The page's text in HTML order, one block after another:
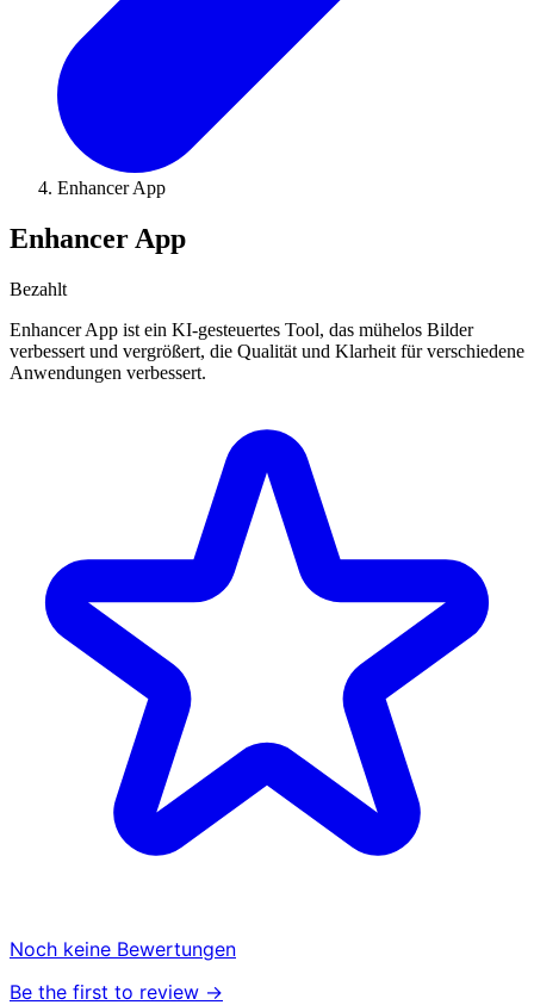
Enhancer App
Enhancer App
Bezahlt
Enhancer App ist ein KI-gesteuertes Tool, das mühelos Bilder
verbessert und vergrößert, die Qualität und Klarheit für verschiedene
Anwendungen verbessert.
Noch keine Bewertungen
Be the first to review →